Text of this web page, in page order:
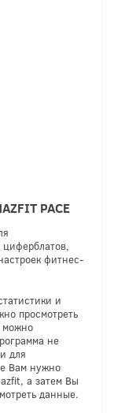
PACE
фитнес-
и
просмотреть
можно
не
для
Вам нужно
а затем Вы
данные.